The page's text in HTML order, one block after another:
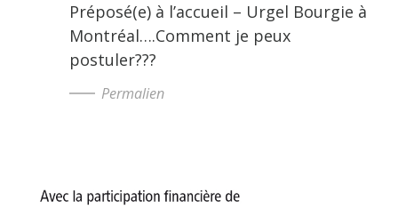
Préposé(e) à l’accueil – Urgel Bourgie à
Montréal….Comment je peux
postuler???
Permalien